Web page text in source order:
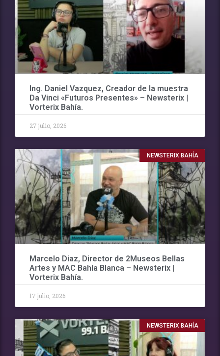
Ing. Daniel Vazquez, Creador de la muestra
Da Vinci «Futuros Presentes» – Newsterix |
Vorterix Bahía.
27 julio, 2026
NEWSTERIX BAHÍA
Marcelo Diaz, Director de 2Museos Bellas
Artes y MAC Bahía Blanca – Newsterix |
Vorterix Bahía.
17 julio, 2026
NEWSTERIX BAHÍA